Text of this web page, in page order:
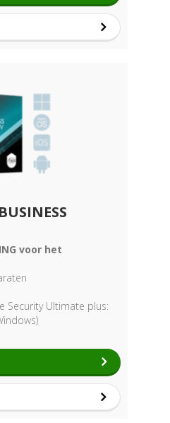
voor het
Security Ultimate plus: